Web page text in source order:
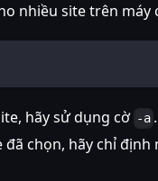
nhiều site trên máy
hãy sử dụng cờ -a .
chọn, hãy chỉ định